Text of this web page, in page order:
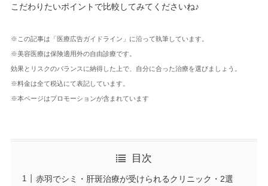
こだわりたいポイントで比較してみてくださいね♪
※この記事は「医療広告ガイドライン」に沿って執筆しています。
※美容医療は保険適用外の自由診療です。
効果とリスクのバランスに納得した上で、自分に合った治療を選びましょう。
※料金は全て税込にて表記しています。
※本ページはプロモーションが含まれています
目次
赤羽でシミ・肝斑治療が受けられるクリニック・2選